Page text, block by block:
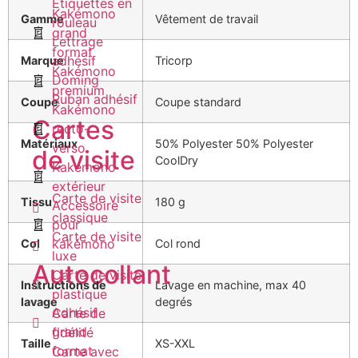
rouleau
Lettrage
adhésif
Doming
Ruban adhésif
Cartes
de visite
Carte de visite
classique
Carte de visite
luxe
Carte de visite
plastique
Carte de
fidélité
Carte avec
Kakémono
grand
format
Kakémono
premium
Kakémono
recto-
verso
Kakémono
extérieur
Accessoire
pour
kakémono
Autocollant
Adhésif
grand
format
Gamme Vêtement de travail
Marque Tricorp
Coupe Coupe standard
Matériaux
50% Polyester 50% Polyester
CoolDry
Tissu 180 g
Col Col rond
Instructions de
lavage
Lavage en machine, max 40
degrés
Taille XS-XXL